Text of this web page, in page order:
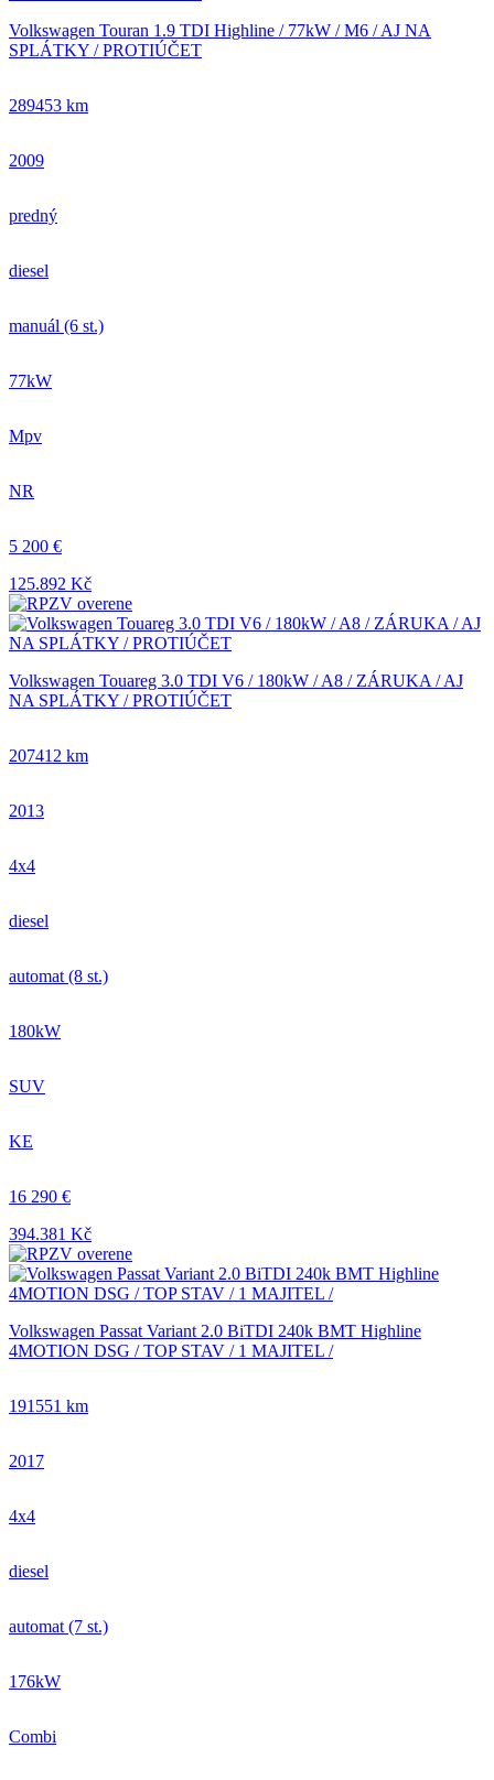
Volkswagen Touran 1.9 TDI Highline / 77kW / M6 / AJ NA
SPLÁTKY / PROTIÚČET
289453 km
2009
predný
diesel
manuál (6 st.)
77kW
Mpv
NR
5 200 €
125.892 Kč
Volkswagen Touareg 3.0 TDI V6 / 180kW / A8 / ZÁRUKA / AJ
NA SPLÁTKY / PROTIÚČET
207412 km
2013
4x4
diesel
automat (8 st.)
180kW
SUV
KE
16 290 €
394.381 Kč
Volkswagen Passat Variant 2.0 BiTDI 240k BMT Highline
4MOTION DSG / TOP STAV / 1 MAJITEL /
191551 km
2017
4x4
diesel
automat (7 st.)
176kW
Combi